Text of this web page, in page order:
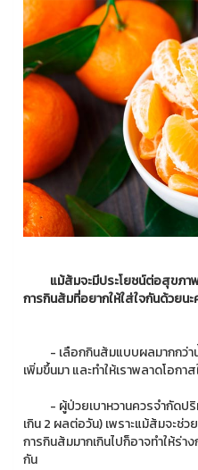
แม้ส้มจะมีประโยชน์ต่อสุขภา
การกินส้มที่อยากให้ใส่ใจกันด้วยนะ
- เลือกกินส้มแบบผลมากกว่า
เพิ่มขึ้นมา และทำให้เราพลาดโอก
- ผู้ป่วยเบาหวานควรจำกัดปริม
เกิน 2 ผลต่อวัน) เพราะแม้ส้มจะช่
การกินส้มมากเกินไปก็อาจทำให้ร่า
กัน